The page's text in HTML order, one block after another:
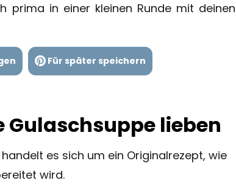
prima in einer kleinen Runde mit deinen
Für später speichern
lieben
handelt es sich um ein Originalrezept, wie
wird.